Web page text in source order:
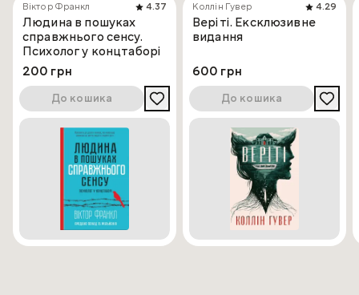
Віктор Франкл
4.37
Людина в пошуках
справжнього сенсу.
Психолог у концтаборі
200 грн
До кошика
Коллін Гувер
4.29
Веріті. Ексклюзивне
видання
600 грн
До кошика